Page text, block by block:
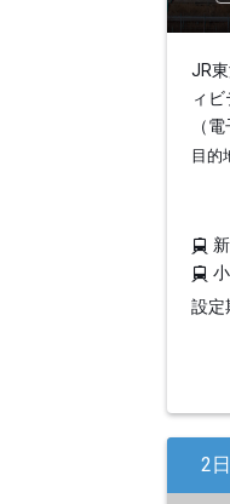
JR
ィ
（
目的
設
2